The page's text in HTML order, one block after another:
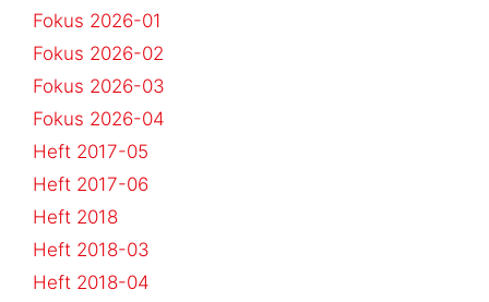
Fokus 2026-01
Fokus 2026-02
Fokus 2026-03
Fokus 2026-04
Heft 2017-05
Heft 2017-06
Heft 2018
Heft 2018-03
Heft 2018-04